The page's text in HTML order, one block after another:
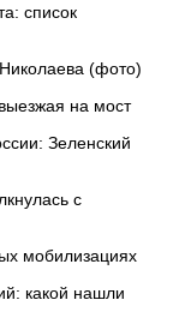
список
(фото)
на мост
Зеленский
с
мобилизациях
какой нашли